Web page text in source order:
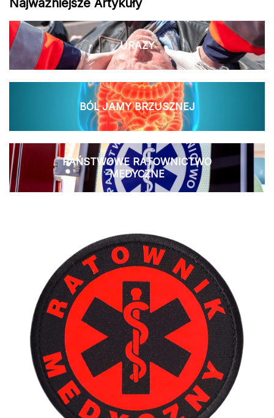
Najważniejsze Artykuły
URAZY
BÓL JAMY BRZUSZNEJ
PAŃSTWOWE RATOWNICTWO
MEDYCZNE